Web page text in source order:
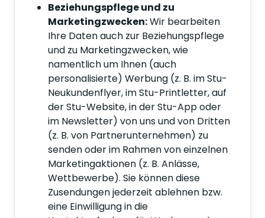
Beziehungspflege und zu
Marketingzwecken:Wir bearbeiten
Ihre Daten auch zur Beziehungspflege
und zu Marketingzwecken, wie
namentlich um Ihnen (auch
personalisierte) Werbung (z. B. im Stu-
Neukundenflyer, im Stu-Printletter, auf
der Stu-Website, in der Stu-App oder
im Newsletter) von uns und von Dritten
(z. B. von Partnerunternehmen) zu
senden oder im Rahmen von einzelnen
Marketingaktionen (z. B. Anlässe,
Wettbewerbe). Sie können diese
Zusendungen jederzeit ablehnen bzw.
eine Einwilligung in die